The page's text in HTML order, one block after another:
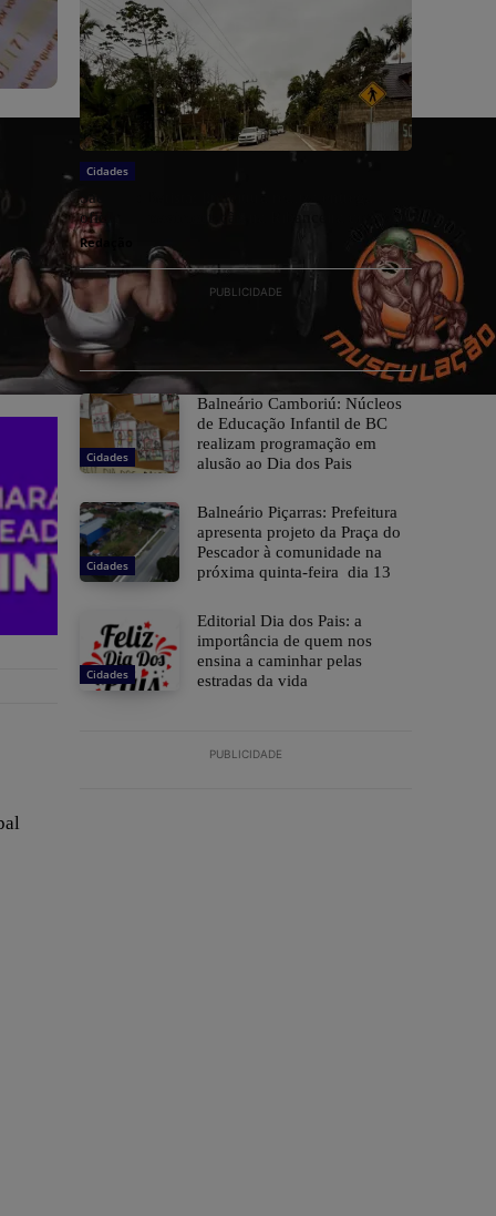
Cidades
São João Batista: Prefeitura realiza entrega
oficial de pavimentação na Ribanceira do Norte
Redação
PUBLICIDADE
Cidades
Balneário Camboriú: Núcleos
de Educação Infantil de BC
realizam programação em
alusão ao Dia dos Pais
Cidades
Balneário Piçarras: Prefeitura
apresenta projeto da Praça do
Pescador à comunidade na
próxima quinta-feira dia 13
Cidades
Editorial Dia dos Pais: a
importância de quem nos
ensina a caminhar pelas
estradas da vida
PUBLICIDADE